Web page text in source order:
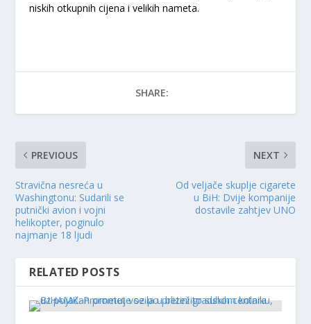
niskih otkupnih cijena i velikih nameta.
SHARE:
PREVIOUS
Stravična nesreća u
Washingtonu: Sudarili se
putnički avion i vojni
helikopter, poginulo
najmanje 18 ljudi
NEXT
Od veljače skuplje cigarete
u BiH: Dvije kompanije
dostavile zahtjev UNO
RELATED POSTS